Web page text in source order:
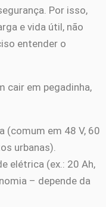
Por isso,
e vida útil, não
entender o
cair em pegadinha,
(comum em 48 V, 60
urbanas).
elétrica (ex.: 20 Ah,
– depende da